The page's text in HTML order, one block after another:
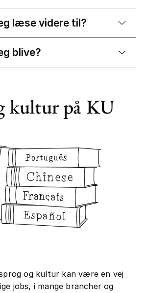
læse videre til?
blive?
kultur på KU
og kultur kan være en vej
jobs, i mange brancher og